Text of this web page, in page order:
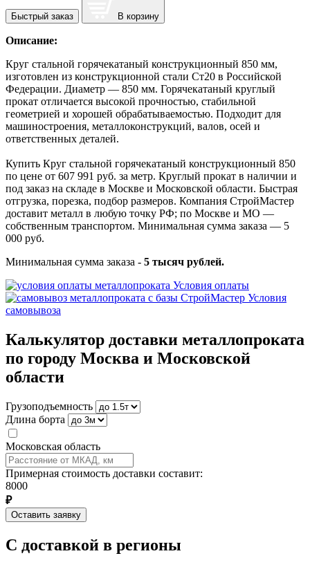
Быстрый заказ В корзину
Описание:
Круг стальной горячекатаный конструкционный 850 мм,
изготовлен из конструкционной стали Ст20 в Российской
Федерации. Диаметр — 850 мм. Горячекатаный круглый
прокат отличается высокой прочностью, стабильной
геометрией и хорошей обрабатываемостью. Подходит для
машиностроения, металлоконструкций, валов, осей и
ответственных деталей.
Купить Круг стальной горячекатаный конструкционный 850
по цене от 607 991 руб. за метр. Круглый прокат в наличии и
под заказ на складе в Москве и Московской области. Быстрая
отгрузка, порезка, подбор размеров. Компания СтройМастер
доставит металл в любую точку РФ; по Москве и МО —
собственным транспортом. Минимальная сумма заказа — 5
000 руб.
Минимальная сумма заказа - 5 тысяч рублей.
Условия оплаты
Условия
самовывоза
Калькулятор доставки металлопроката
по городу Москва и Московской
области
Грузоподъемность
Длина борта
Московская область
Примерная стоимость доставки составит:
8000
₽
Оставить заявку
С доставкой в регионы